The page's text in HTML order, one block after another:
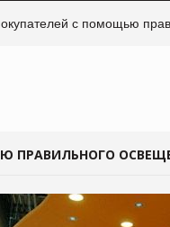
с помощью
ПРАВИЛЬНОГО